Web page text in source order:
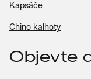
Kapsáče
Chino kalhoty
Objevte